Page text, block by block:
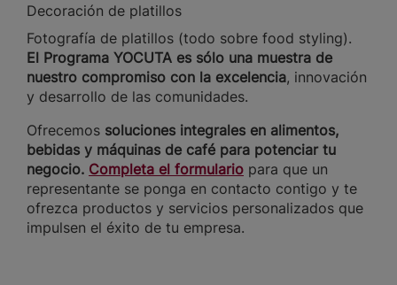
Decoración de platillos
Fotografía de platillos (todo sobre food styling).
El Programa YOCUTA es sólo una muestra de
nuestro compromiso con la excelencia, innovación
y desarrollo de las comunidades.
Ofrecemos soluciones integrales en alimentos,
bebidas y máquinas de café para potenciar tu
negocio. Completa el formulario para que un
representante se ponga en contacto contigo y te
ofrezca productos y servicios personalizados que
impulsen el éxito de tu empresa.